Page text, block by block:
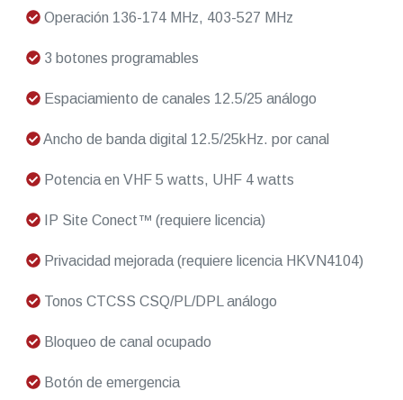
Operación 136-174 MHz, 403-527 MHz
3 botones programables
Espaciamiento de canales 12.5/25 análogo
Ancho de banda digital 12.5/25kHz. por canal
Potencia en VHF 5 watts, UHF 4 watts
IP Site Conect™ (requiere licencia)
Privacidad mejorada (requiere licencia HKVN4104)
Tonos CTCSS CSQ/PL/DPL análogo
Bloqueo de canal ocupado
Botón de emergencia